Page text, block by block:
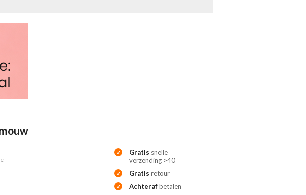
Gratis snelle
verzending >40
Gratis retour
Achterafbetalen